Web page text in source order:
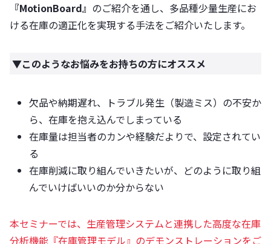
『MotionBoard』 のご紹介を通し、多品種少量生産にお
ける在庫の適正化を実現する手法をご紹介いたします。
▼このようなお悩みをお持ちの方にオススメ
欠品や納期遅れ、トラブル発生（製造ミス）の不安か
ら、在庫を抱え込んでしまっている
在庫量は担当者のカンや経験だよりで、設定されてい
る
在庫削減に取り組んでいきたいが、どのように取り組
んでいけばいいのか分からない
本セミナーでは、生産管理システムと連携した高度な在庫
分析機能『在庫管理モデル』のデモンストレーションをご